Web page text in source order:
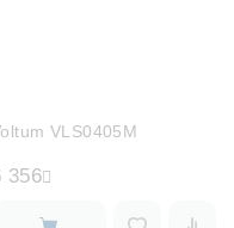
VLS0405M
356